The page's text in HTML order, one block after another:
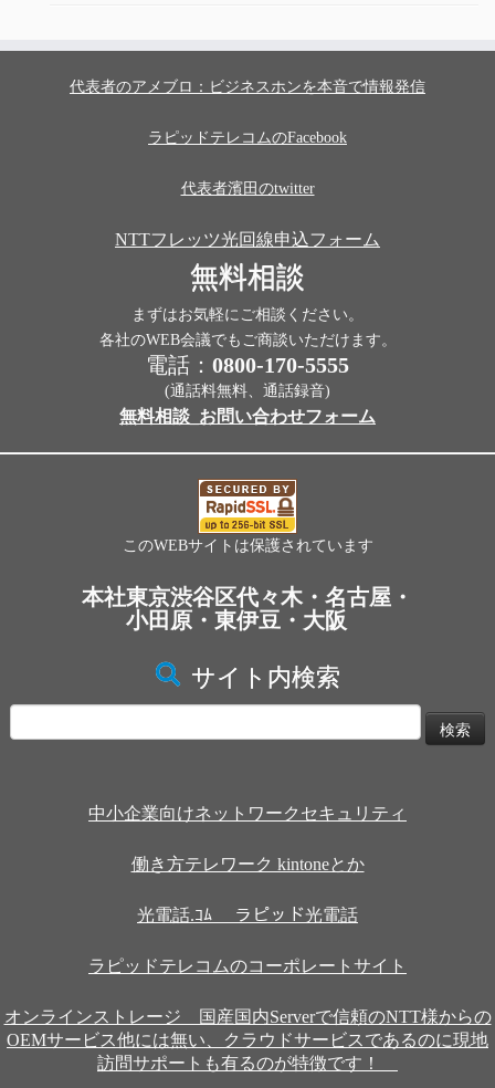
代表者のアメブロ：ビジネスホンを本音で情報発信
ラピッドテレコムのFacebook
代表者濱田のtwitter
NTTフレッツ光回線申込フォーム
無料相談
まずはお気軽にご相談ください。
各社のWEB会議でもご商談いただけます。
電話： 0800-170-5555
(通話料無料、通話録音)
無料相談_お問い合わせフォーム
このWEBサイトは保護されています
本社東京渋谷区代々木・名古屋・
小田原・東伊豆・大阪
サイト内検索
索:
中小企業向けネットワークセキュリティ
働き方テレワーク kintoneとか
光電話.ｺﾑ ラピッド光電話
ラピッドテレコムのコーポレートサイト
オンラインストレージ 国産国内Serverで信頼のNTT様からの
OEMサービス他には無い、クラウドサービスであるのに現地
訪問サポートも有るのが特徴です！